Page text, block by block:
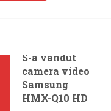
S-a vandut
camera video
Samsung
HMX-Q10 HD